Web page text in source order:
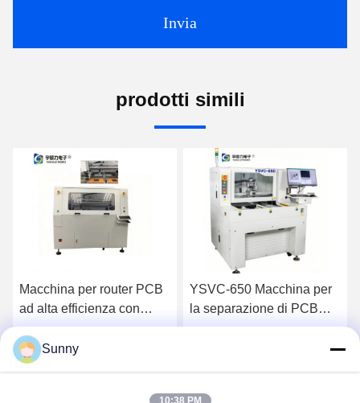
Invia
prodotti simili
YSVC-650 Macchina per
la separazione di PCB
con precisione di taglio ±
0,01 mm, allineamento
con telecamera CCD e
Macchina di
depanellamento del router
PCB di alta qualità e alta
Sunny
10:38 PM